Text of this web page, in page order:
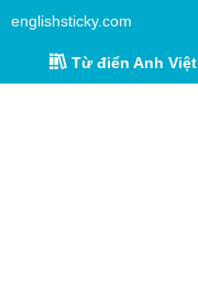
englishsticky.com
Từ điển Anh Việt